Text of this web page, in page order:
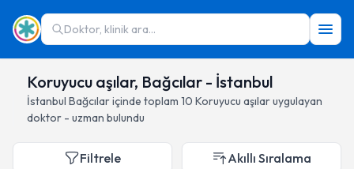
Doktor, klinik ara...
Koruyucu aşılar, Bağcılar - İstanbul
İstanbul Bağcılariçinde toplam 10 Koruyucu aşılaruygulayan
doktor - uzman bulundu
Filtrele Akıllı Sıralama